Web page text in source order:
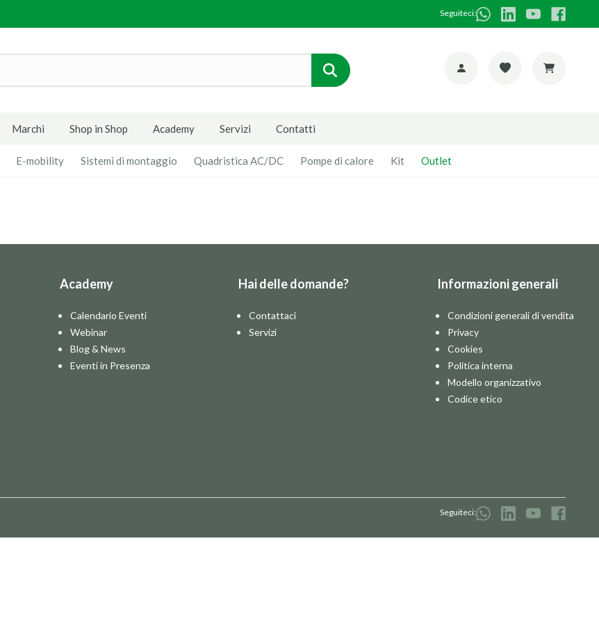
Seguiteci:
Marchi Shop in Shop Academy Servizi Contatti
E-mobility Sistemi di montaggio Quadristica AC/DC Pompe di calore Kit Outlet
Academy
Calendario Eventi
Webinar
Blog & News
Eventi in Presenza
Hai delle domande?
Contattaci
Servizi
Informazioni generali
Condizioni generali di vendita
Privacy
Cookies
Politica interna
Modello organizzativo
Codice etico
Seguiteci: